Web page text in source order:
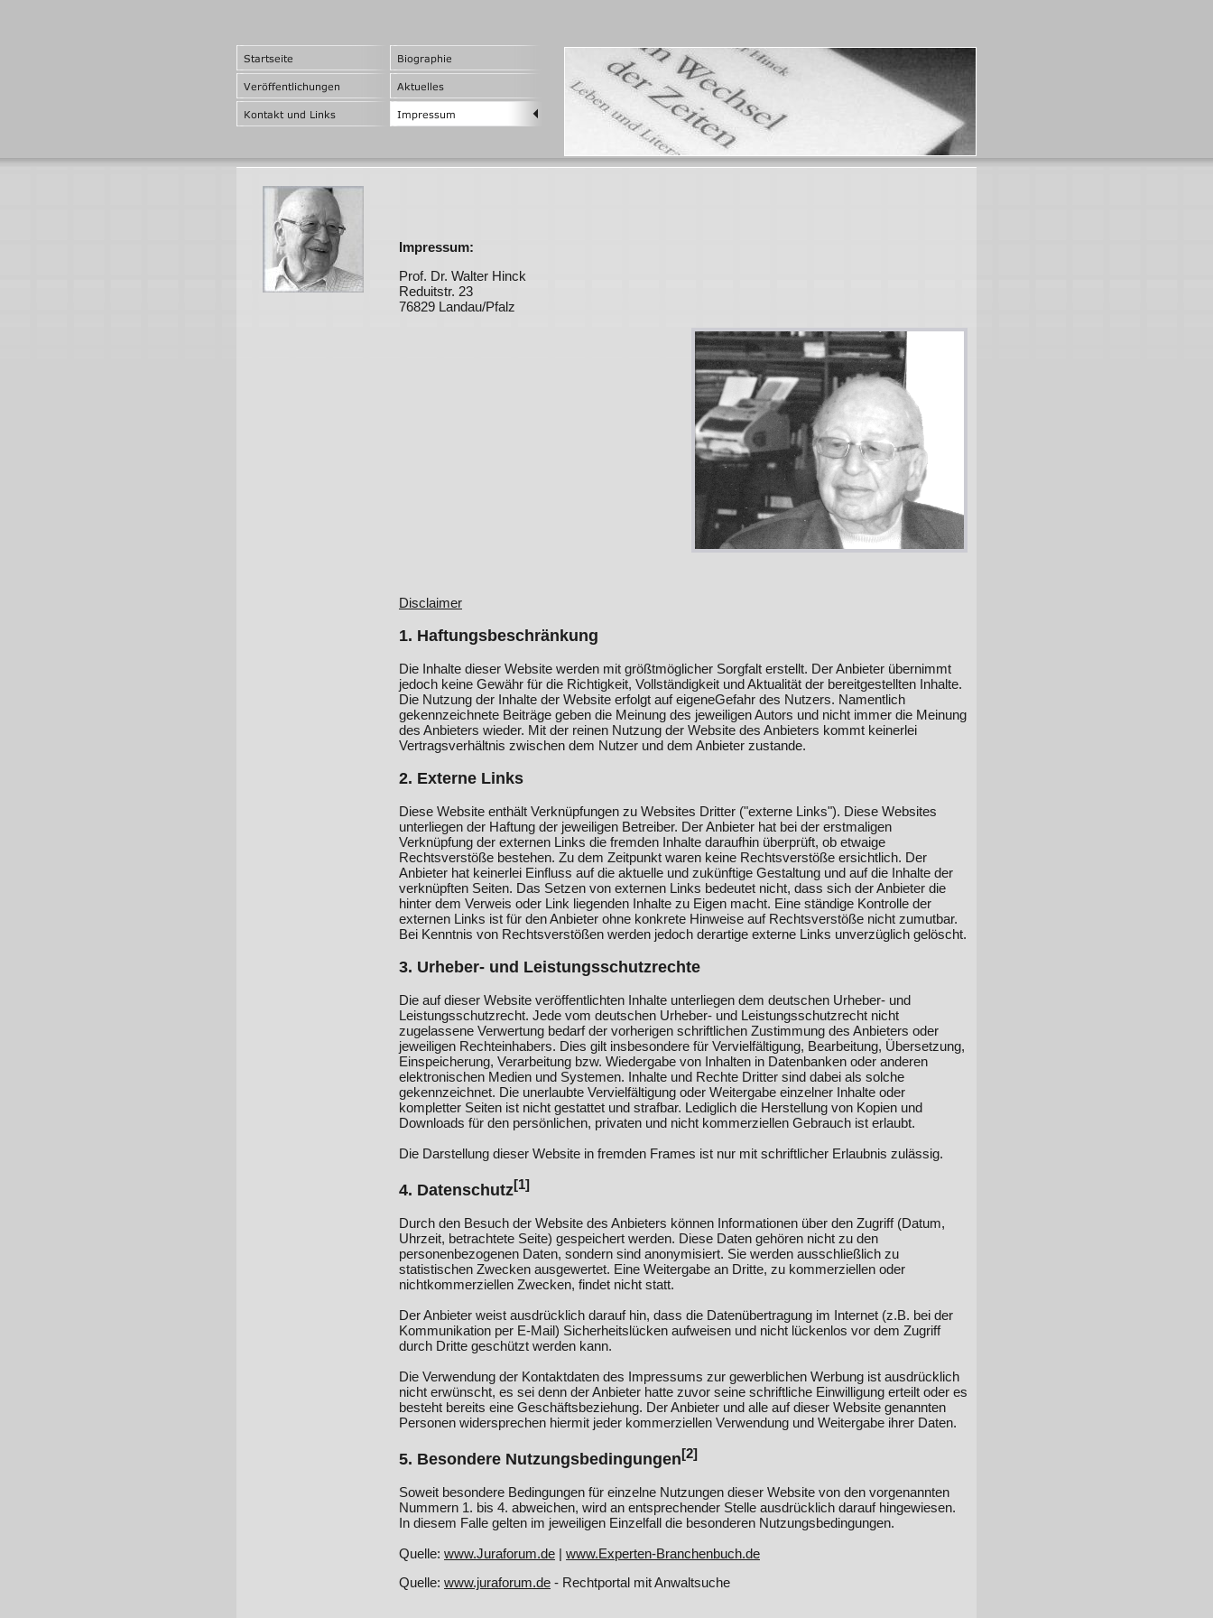
Impressum:
Prof. Dr. Walter Hinck
Reduitstr. 23
76829 Landau/Pfalz
Disclaimer
1. Haftungsbeschränkung
Die Inhalte dieser Website werden mit größtmöglicher Sorgfalt erstellt. Der Anbieter übernimmt
jedoch keine Gewähr für die Richtigkeit, Vollständigkeit und Aktualität der bereitgestellten Inhalte.
Die Nutzung der Inhalte der Website erfolgt auf eigeneGefahr des Nutzers. Namentlich
gekennzeichnete Beiträge geben die Meinung des jeweiligen Autors und nicht immer die Meinung
des Anbieters wieder. Mit der reinen Nutzung der Website des Anbieters kommt keinerlei
Vertragsverhältnis zwischen dem Nutzer und dem Anbieter zustande.
2. Externe Links
Diese Website enthält Verknüpfungen zu Websites Dritter ("externe Links"). Diese Websites
unterliegen der Haftung der jeweiligen Betreiber. Der Anbieter hat bei der erstmaligen
Verknüpfung der externen Links die fremden Inhalte daraufhin überprüft, ob etwaige
Rechtsverstöße bestehen. Zu dem Zeitpunkt waren keine Rechtsverstöße ersichtlich. Der
Anbieter hat keinerlei Einfluss auf die aktuelle und zukünftige Gestaltung und auf die Inhalte der
verknüpften Seiten. Das Setzen von externen Links bedeutet nicht, dass sich der Anbieter die
hinter dem Verweis oder Link liegenden Inhalte zu Eigen macht. Eine ständige Kontrolle der
externen Links ist für den Anbieter ohne konkrete Hinweise auf Rechtsverstöße nicht zumutbar.
Bei Kenntnis von Rechtsverstößen werden jedoch derartige externe Links unverzüglich gelöscht.
3. Urheber- und Leistungsschutzrechte
Die auf dieser Website veröffentlichten Inhalte unterliegen dem deutschen Urheber- und
Leistungsschutzrecht. Jede vom deutschen Urheber- und Leistungsschutzrecht nicht
zugelassene Verwertung bedarf der vorherigen schriftlichen Zustimmung des Anbieters oder
jeweiligen Rechteinhabers. Dies gilt insbesondere für Vervielfältigung, Bearbeitung, Übersetzung,
Einspeicherung, Verarbeitung bzw. Wiedergabe von Inhalten in Datenbanken oder anderen
elektronischen Medien und Systemen. Inhalte und Rechte Dritter sind dabei als solche
gekennzeichnet. Die unerlaubte Vervielfältigung oder Weitergabe einzelner Inhalte oder
kompletter Seiten ist nicht gestattet und strafbar. Lediglich die Herstellung von Kopien und
Downloads für den persönlichen, privaten und nicht kommerziellen Gebrauch ist erlaubt.
Die Darstellung dieser Website in fremden Frames ist nur mit schriftlicher Erlaubnis zulässig.
4. Datenschutz[1]
Durch den Besuch der Website des Anbieters können Informationen über den Zugriff (Datum,
Uhrzeit, betrachtete Seite) gespeichert werden. Diese Daten gehören nicht zu den
personenbezogenen Daten, sondern sind anonymisiert. Sie werden ausschließlich zu
statistischen Zwecken ausgewertet. Eine Weitergabe an Dritte, zu kommerziellen oder
nichtkommerziellen Zwecken, findet nicht statt.
Der Anbieter weist ausdrücklich darauf hin, dass die Datenübertragung im Internet (z.B. bei der
Kommunikation per E-Mail) Sicherheitslücken aufweisen und nicht lückenlos vor dem Zugriff
durch Dritte geschützt werden kann.
Die Verwendung der Kontaktdaten des Impressums zur gewerblichen Werbung ist ausdrücklich
nicht erwünscht, es sei denn der Anbieter hatte zuvor seine schriftliche Einwilligung erteilt oder es
besteht bereits eine Geschäftsbeziehung. Der Anbieter und alle auf dieser Website genannten
Personen widersprechen hiermit jeder kommerziellen Verwendung und Weitergabe ihrer Daten.
5. Besondere Nutzungsbedingungen[2]
Soweit besondere Bedingungen für einzelne Nutzungen dieser Website von den vorgenannten
Nummern 1. bis 4. abweichen, wird an entsprechender Stelle ausdrücklich darauf hingewiesen.
In diesem Falle gelten im jeweiligen Einzelfall die besonderen Nutzungsbedingungen.
Quelle: www.Juraforum.de | www.Experten-Branchenbuch.de
Quelle: www.juraforum.de - Rechtportal mit Anwaltsuche